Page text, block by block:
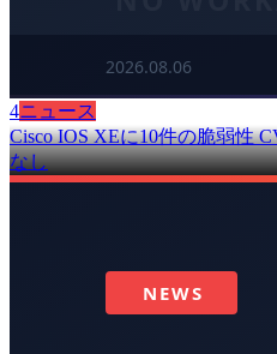
4ニュース
Cisco IOS XEに10件の脆弱性
なし